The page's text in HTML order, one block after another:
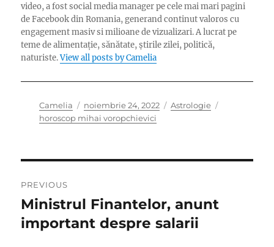
video, a fost social media manager pe cele mai mari pagini
de Facebook din Romania, generand continut valoros cu
engagement masiv si milioane de vizualizari. A lucrat pe
teme de alimentație, sănătate, știrile zilei, politică,
naturiste.View all posts by Camelia
Author
Camelia
Posted
on
noiembrie 24, 2022 Categories
Astrologie
horoscop mihai voropchievici
în
articole
PREVIOUS
Previous
post:
Ministrul Finantelor, anunt
important despre salarii